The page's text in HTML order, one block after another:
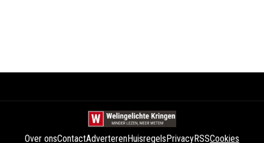
Over onsContactAdverterenHuisregelsPrivacyRSSCookies